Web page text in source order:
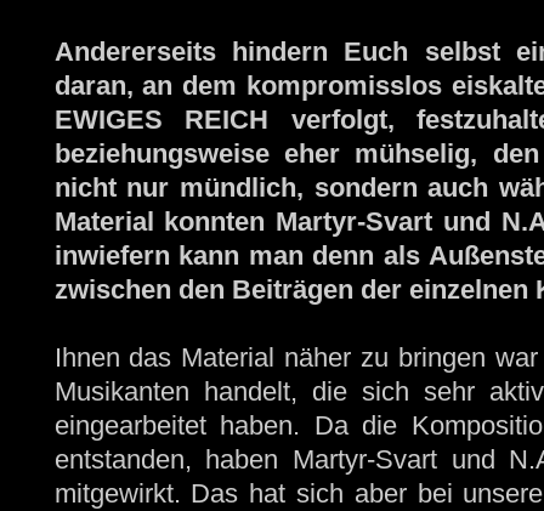
Andererseits hindern Euch selbst
daran, an dem kompromisslos
EWIGES REICH verfolgt,
beziehungsweise eher mühselig,
nicht nur mündlich, sondern auch
Material konnten Martyr-Svart und
inwiefern kann man denn als
zwischen den Beiträgen der einzelnen
Ihnen das Material näher zu bringen
Musikanten handelt, die sich sehr
eingearbeitet haben. Da die
entstanden, haben Martyr-Svart und
mitgewirkt. Das hat sich aber bei